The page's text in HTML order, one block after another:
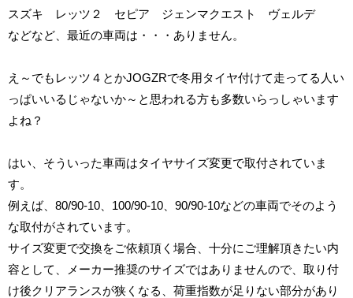
スズキ レッツ２ セピア ジェンマクエスト ヴェルデ
などなど、最近の車両は・・・ありません。
え～でもレッツ４とかJOGZRで冬用タイヤ付けて走ってる人い
っぱいいるじゃないか～と思われる方も多数いらっしゃいます
よね？
はい、そういった車両はタイヤサイズ変更で取付されていま
す。
例えば、 80/90-10 100/90-10 90/90-10などの車両でそのよう
な取付がされています。
サイズ変更で交換をご依頼頂く場合、十分にご理解頂きたい内
容として、メーカー推奨のサイズではありませんので、取り付
け後クリアランスが狭くなる、荷重指数が足りない部分があり